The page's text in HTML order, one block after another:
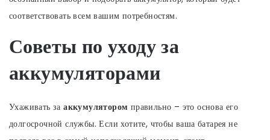
соответствовать всем вашим потребностям.
Советы по уходу за
аккумуляторами
Ухаживать зааккумулятором правильно – это основа его
долгосрочной службы. Если хотите, чтобы ваша батарея не